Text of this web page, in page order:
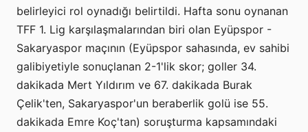
belirleyici rol oynadığı belirtildi. Hafta sonu oynanan
TFF 1. Lig karşılaşmalarından biri olan Eyüpspor -
Sakaryaspor maçının (Eyüpspor sahasında, ev sahibi
galibiyetiyle sonuçlanan 2-1'lik skor; goller 34.
dakikada Mert Yıldırım ve 67. dakikada Burak
Çelik'ten, Sakaryaspor'un beraberlik golü ise 55.
dakikada Emre Koç'tan) soruşturma kapsamındaki